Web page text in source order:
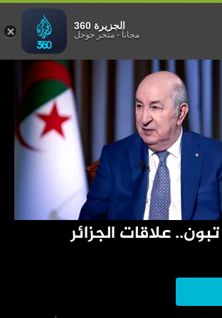
‏عبد المجيد تبون.. علاقات الجزائر
الخارجية
الجزيرة 360
مجاناً-متجر جوجل